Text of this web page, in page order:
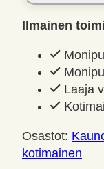
liiteri
-
kertomuksia
Elviksestä.
määrä
Ilmainen
Laaja
Osastot:
kotimainen